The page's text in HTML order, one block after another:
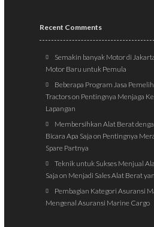
Recent Comments
Semakin banyak Motor di
Motor Baru untuk Pemula
Beberapa Program Jasa
Tractorson Pentingnya Menjaga
Lapangan
Membersihkan Alat Berat
Bicara Apa Saja on Pentingnya
Spare Partnya
Teknik untuk Sukses Menjual
Saja on Menjadi Sales Alat Berat
Pembagian Kategori Asuransi
Mengenal Asuransi Marine Cargo